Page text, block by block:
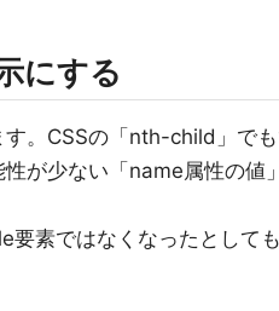
にする
す。CSSの「nth-child」で
が少ない「name属性の
要素ではなくなったとして